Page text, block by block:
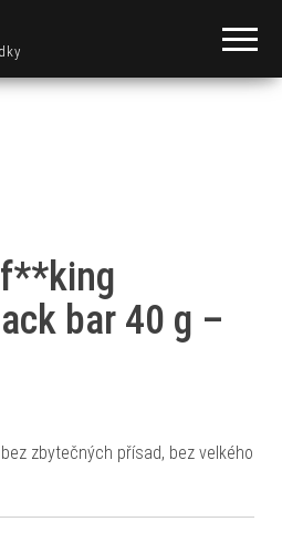
bar 40 g –
zbytečných přísad, bez velkého